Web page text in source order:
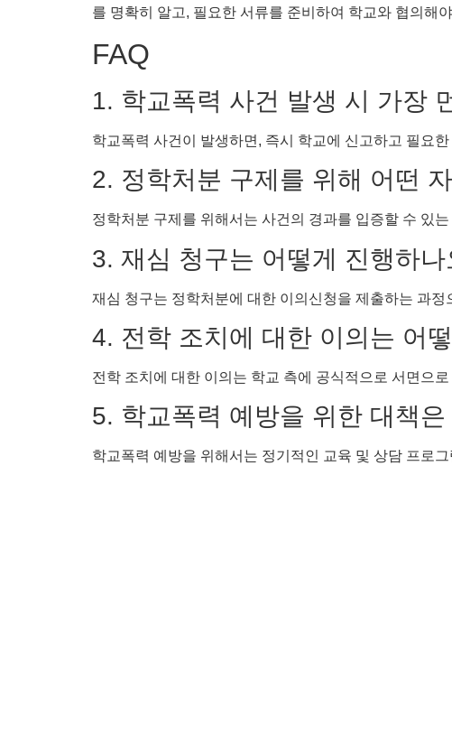
를 명확히 알고, 필요한 서류를 준비하여 학교와 협의해
FAQ
1. 학교폭력 사건 발생 시 가장
학교폭력 사건이 발생하면, 즉시 학교에 신고하고 필요
2. 정학처분 구제를 위해 어떤
정학처분 구제를 위해서는 사건의 경과를 입증할 수 있
3. 재심 청구는 어떻게 진행하나
재심 청구는 정학처분에 대한 이의신청을 제출하는 과
4. 전학 조치에 대한 이의는 어
전학 조치에 대한 이의는 학교 측에 공식적으로 서면으
5. 학교폭력 예방을 위한 대책
학교폭력 예방을 위해서는 정기적인 교육 및 상담 프로